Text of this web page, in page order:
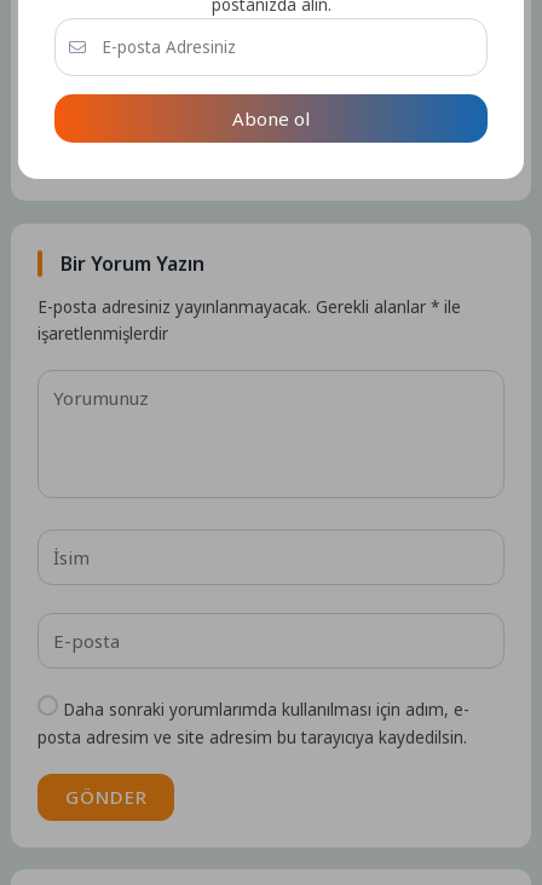
Admin
Kullanıcıya ait herhangi bir sosyal medya veya iletişim bilgisi
bulunmamaktadır.
Bir Yorum Yazın
E-posta adresiniz yayınlanmayacak. Gerekli alanlar* ile
işaretlenmişlerdir
Daha sonraki yorumlarımda kullanılması için adım, e-
posta adresim ve site adresim bu tarayıcıya kaydedilsin.
GÖNDER
postanızda alın.
Abone ol